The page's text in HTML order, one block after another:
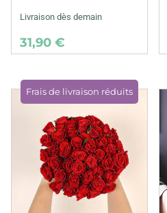
Livraison dès demain
31,90 €
Frais de livraison réduits